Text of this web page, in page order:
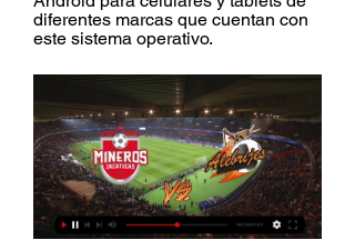
diferentes marcas que cuentan con
este sistema operativo.